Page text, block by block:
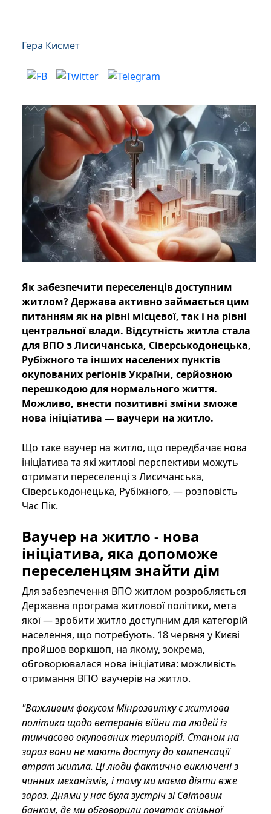
Гера Кисмет
Як забезпечити переселенців доступним
житлом? Держава активно займається цим
питанням як на рівні місцевої, так і на рівні
центральної влади. Відсутність житла стала
для ВПО з Лисичанська, Сіверськодонецька,
Рубіжного та інших населених пунктів
окупованих регіонів України, серйозною
перешкодою для нормального життя.
Можливо, внести позитивні зміни зможе
нова ініціатива — ваучери на житло.
Що таке ваучер на житло, що передбачає нова
ініціатива та які житлові перспективи можуть
отримати переселенці з Лисичанська,
Сіверськодонецька, Рубіжного, — розповість
Час Пік.
Ваучер на житло - нова
ініціатива, яка допоможе
переселенцям знайти дім
Для забезпечення ВПО житлом розробляється
Державна програма житлової політики, мета
якої — зробити житло доступним для категорій
населення, що потребують. 18 червня у Києві
пройшов воркшоп, на якому, зокрема,
обговорювалася нова ініціатива: можливість
отримання ВПО ваучерів на житло.
"Важливим фокусом Мінрозвитку є житлова
політика щодо ветеранів війни та людей із
тимчасово окупованих територій. Станом на
зараз вони не мають доступу до компенсації
втрат житла. Ці люди фактично виключені з
чинних механізмів, і тому ми маємо діяти вже
зараз. Днями у нас була зустріч зі Світовим
банком, де ми обговорили початок спільної